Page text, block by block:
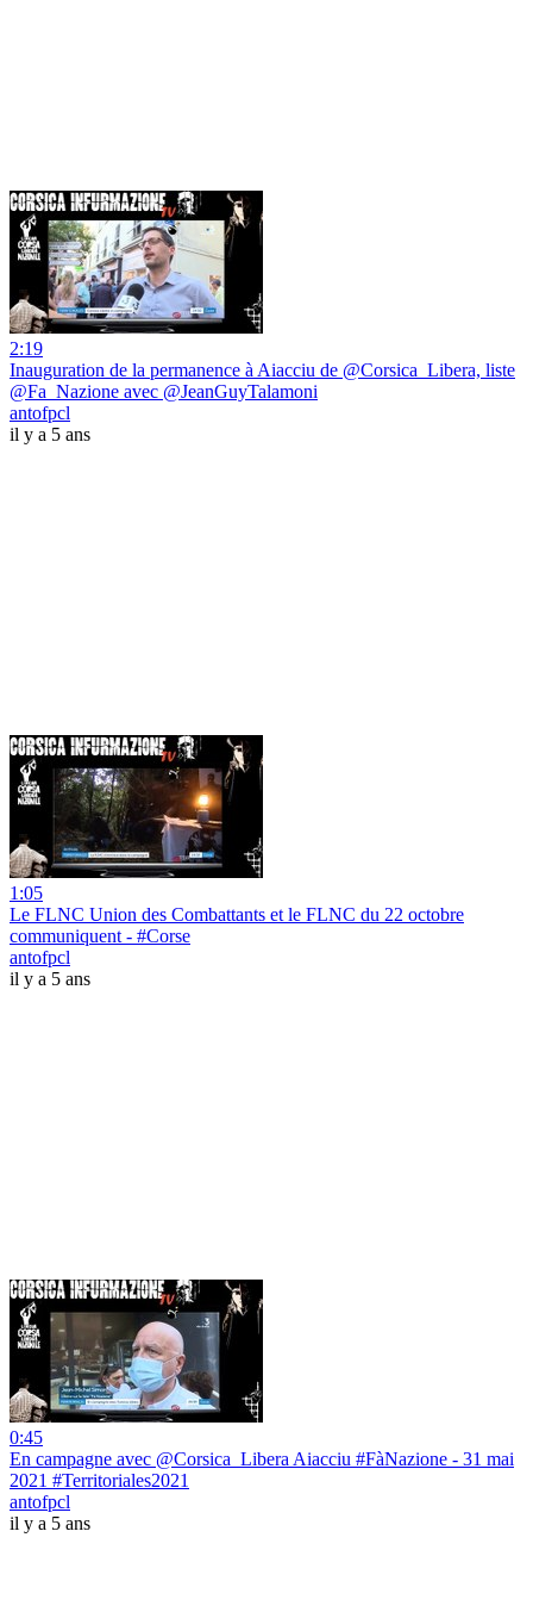
2:19
Inauguration de la permanence à Aiacciu de @Corsica_Libera, liste
@Fa_Nazione avec @JeanGuyTalamoni
antofpcl
il y a 5 ans
1:05
Le FLNC Union des Combattants et le FLNC du 22 octobre
communiquent - #Corse
antofpcl
il y a 5 ans
0:45
En campagne avec @Corsica_Libera Aiacciu #FàNazione - 31 mai
2021 #Territoriales2021
antofpcl
il y a 5 ans